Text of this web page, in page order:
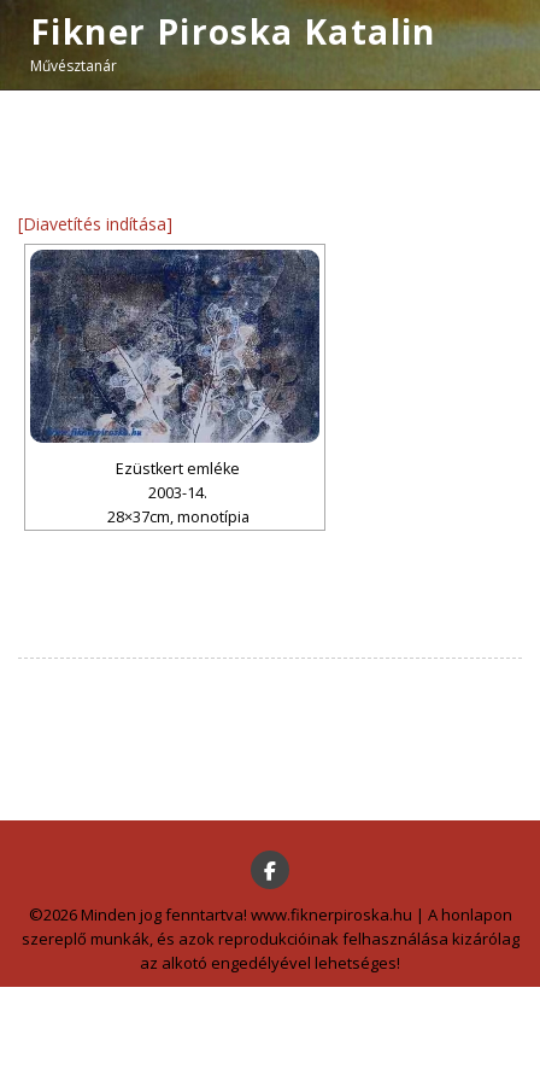
Fikner Piroska Katalin
Művésztanár
[Diavetítés indítása]
Ezüstkert emléke
2003-14.
28×37cm, monotípia
©2026 Minden jog fenntartva! www.fiknerpiroska.hu | A honlapon
szereplő munkák, és azok reprodukcióinak felhasználása kizárólag
az alkotó engedélyével lehetséges!